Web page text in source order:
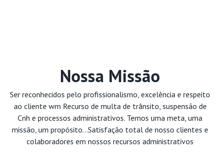
Nossa Missão
Ser reconhecidos pelo profissionalismo, excelência e respeito
ao cliente wm Recurso de multa de trânsito, suspensão de
Cnh e processos administrativos. Temos uma meta, uma
missão, um propósito...Satisfação total de nosso clientes e
colaboradores em nossos recursos administrativos